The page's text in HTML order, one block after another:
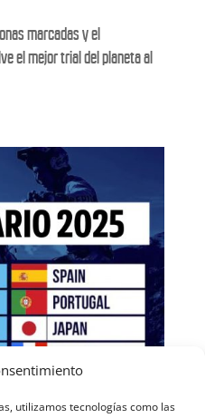
utilizamos tecnologías como las
marcadas y el
el mejor trial del planeta al